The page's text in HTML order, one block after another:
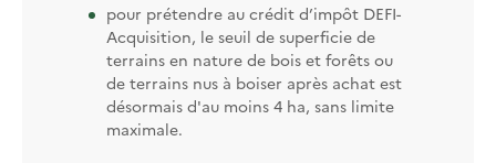
pour prétendre au crédit d’impôt DEFI-
Acquisition, le seuil de superficie de
terrains en nature de bois et forêts ou
de terrains nus à boiser après achat est
désormais d'au moins 4 ha, sans limite
maximale.